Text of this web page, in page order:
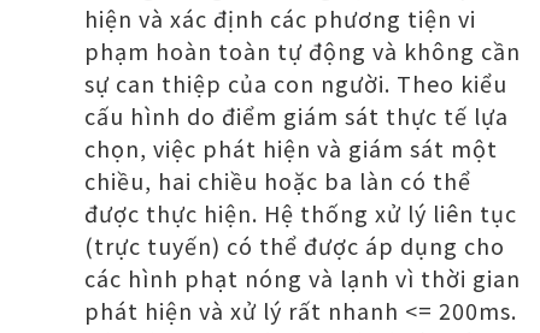
hiện và xác định các phương tiện vi
phạm hoàn toàn tự động và không cần
sự can thiệp của con người. Theo kiểu
cấu hình do điểm giám sát thực tế lựa
chọn, việc phát hiện và giám sát một
chiều, hai chiều hoặc ba làn có thể
được thực hiện. Hệ thống xử lý liên tục
(trực tuyến) có thể được áp dụng cho
các hình phạt nóng và lạnh vì thời gian
phát hiện và xử lý rất nhanh <= 200ms.